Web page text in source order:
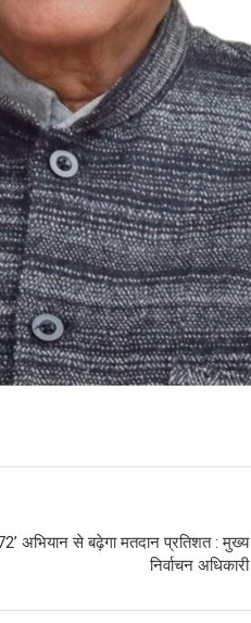
अभियान से बढ़ेगा मतदान प्रतिशत : मुख्य
निर्वाचन अधिकारी